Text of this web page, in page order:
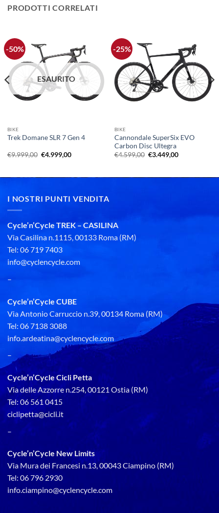
PRODOTTI CORRELATI
-50%
ESAURITO
BIKE
Trek Domane SLR 7 Gen 4
€9.999,00 Il
€9.999,00.
€4.999,00Il
€4.999,00.
-25%
BIKE
Cannondale SuperSix EVO
Carbon Disc Ultegra
€4.599,00 Il
€4.599,00.
€3.449,00Il
€3.449,00.
I NOSTRI PUNTI VENDITA
Cycle’n’Cycle TREK – CASILINA
Via Casilina n.1115, 00133 Roma (RM)
Tel: 06 719 7403
info@cyclencycle.com
–
Cycle’n’Cycle CUBE
Via Antonio Carruccio n.39, 00134 Roma (RM)
Tel: 06 7138 3088
info.ardeatina@cyclencycle.com
–
Cycle’n’Cycle Cicli Petta
Via delle Azzorre n.254, 00121 Ostia (RM)
Tel: 06 561 0415
ciclipetta@cicli.it
–
Cycle’n’Cycle New Limits
Via Mura dei Francesi n.13, 00043 Ciampino (RM)
Tel: 06 796 2930
info.ciampino@cyclencycle.com